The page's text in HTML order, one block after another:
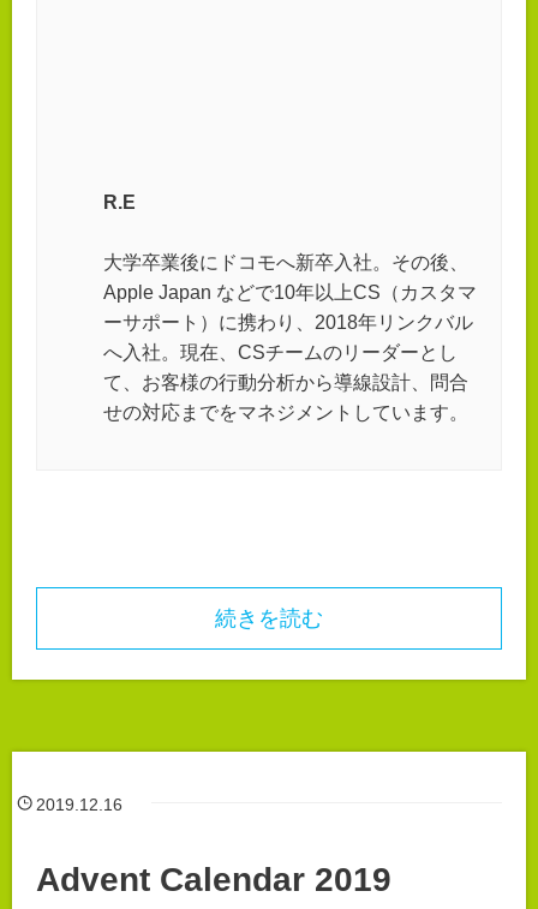
R.E
大学卒業後にドコモへ新卒入社。その後、
Apple Japan などで10年以上CS（カスタマ
ーサポート）に携わり、2018年リンクバル
へ入社。現在、CSチームのリーダーとし
て、お客様の行動分析から導線設計、問合
せの対応までをマネジメントしています。
続きを読む
2019.12.16
Advent Calendar 2019